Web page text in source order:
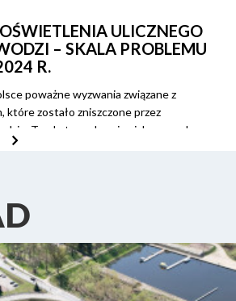
ULICZNEGO
– SKALA PROBLEMU
R.
poważne wyzwania związane z
które zostało zniszczone przez
Te ekstremalne zjawiska pogodowe,
nie tylko zagrażają